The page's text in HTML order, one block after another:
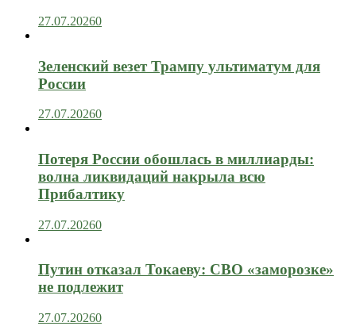
27.07.20260
Зеленский везет Трампу ультиматум для
России
27.07.20260
Потеря России обошлась в миллиарды:
волна ликвидаций накрыла всю
Прибалтику
27.07.20260
Путин отказал Токаеву: СВО «заморозке»
не подлежит
27.07.20260